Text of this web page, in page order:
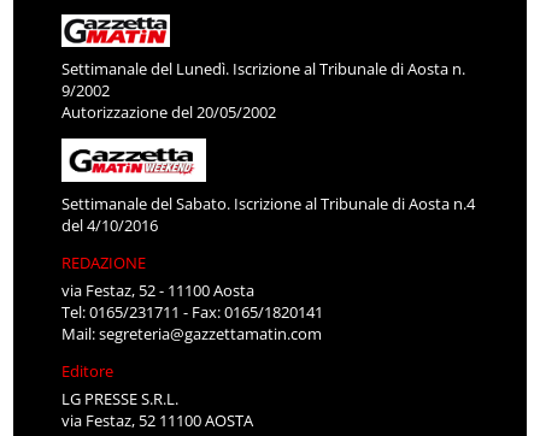
Settimanale del Lunedì. Iscrizione al Tribunale di Aosta n.
9/2002
Autorizzazione del 20/05/2002
Settimanale del Sabato. Iscrizione al Tribunale di Aosta n.4
del 4/10/2016
REDAZIONE
via Festaz, 52 - 11100 Aosta
Tel: 0165/231711 - Fax: 0165/1820141
Mail:segreteria@gazzettamatin.com
Editore
LG PRESSE S.R.L.
via Festaz, 52 11100 AOSTA